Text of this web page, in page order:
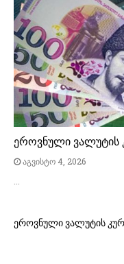
ეროვნული ვალუტის
აგვისტო 4, 2026
…
ეროვნული ვალუტის